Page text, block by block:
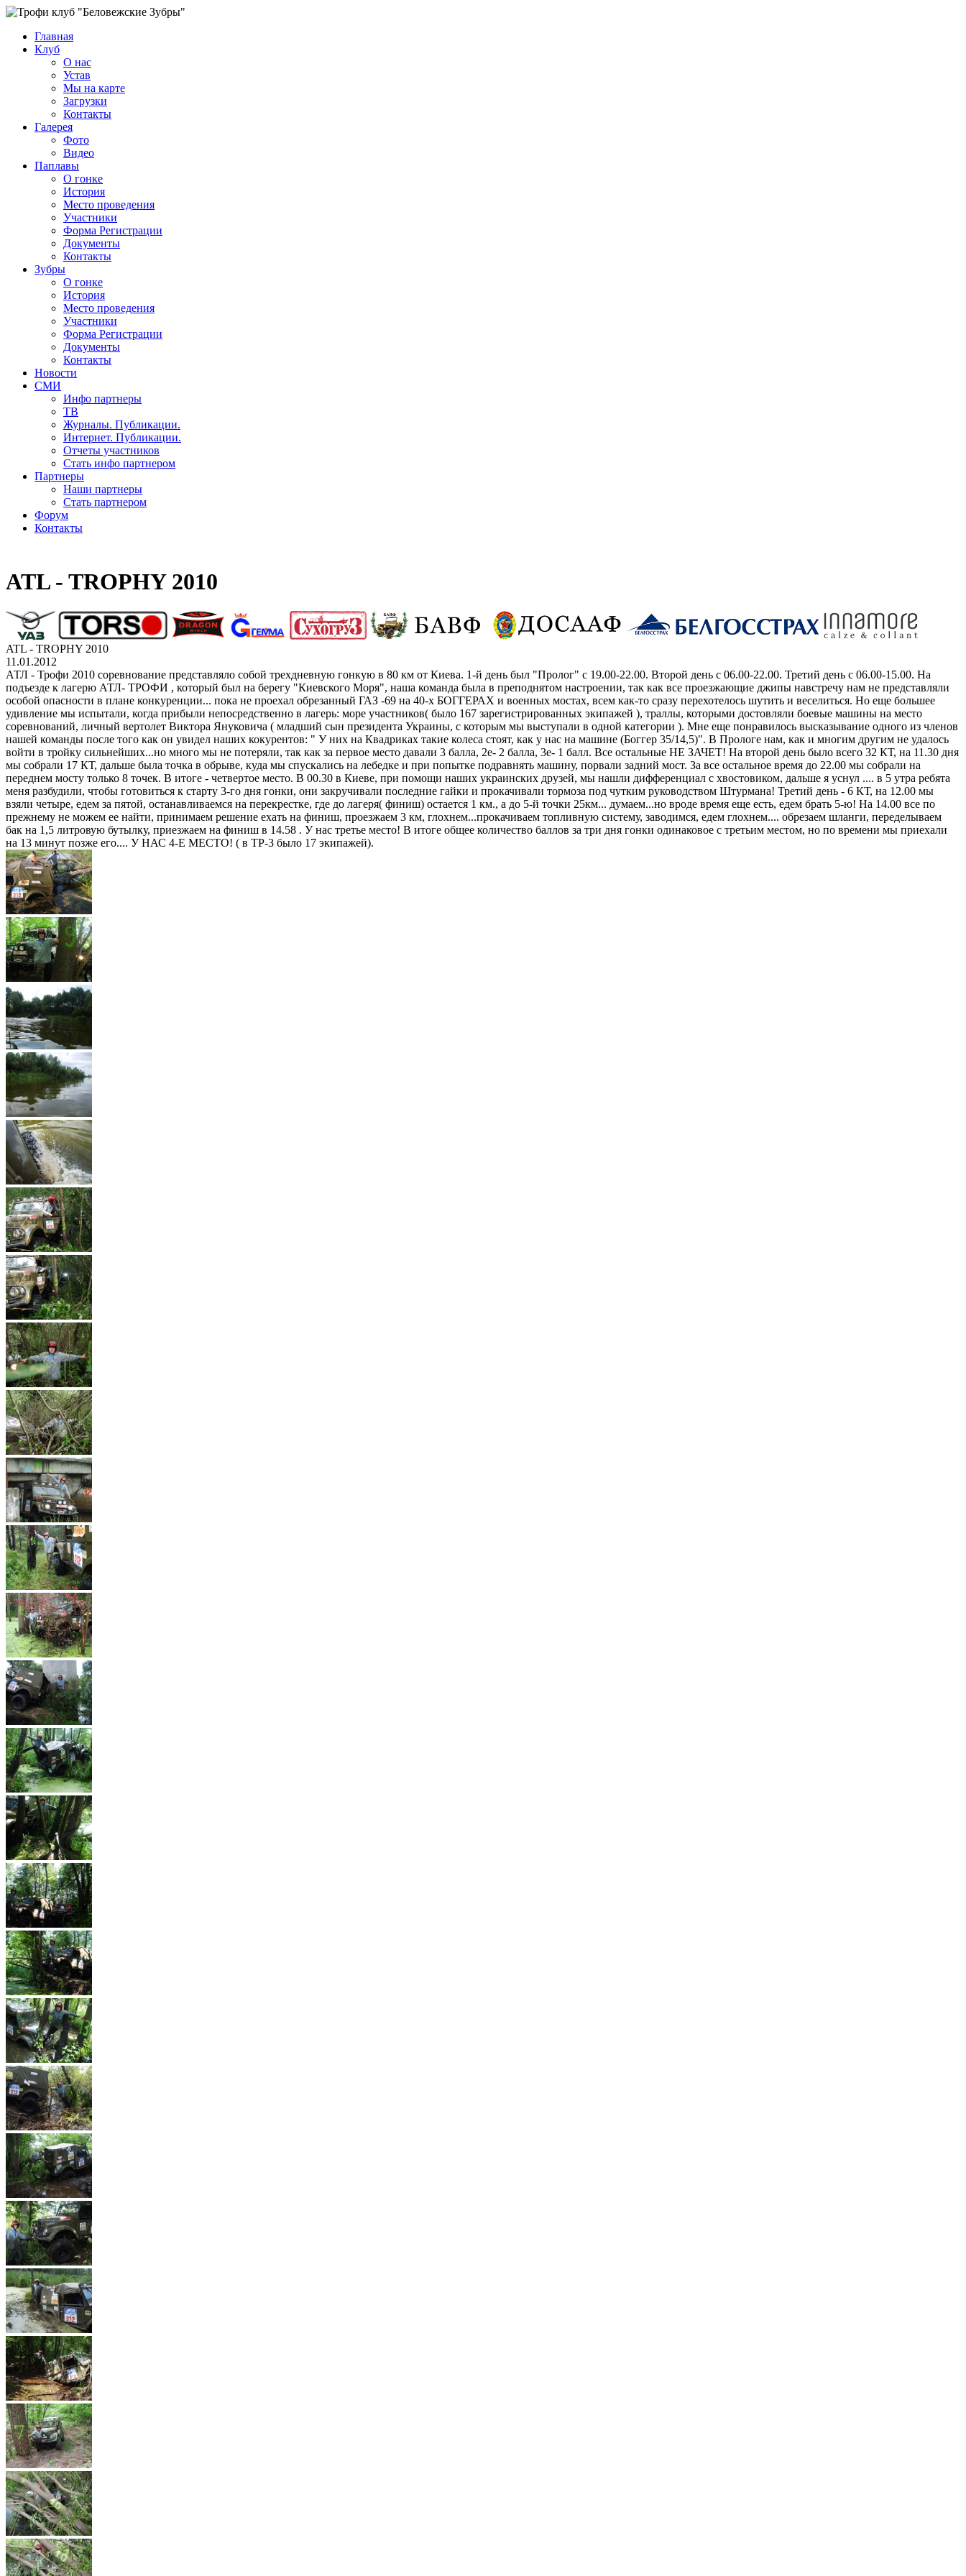
Главная
Клуб
О нас
Устав
Мы на карте
Загрузки
Контакты
Галерея
Фото
Видео
Паплавы
О гонке
История
Место проведения
Участники
Форма Регистрации
Документы
Контакты
Зубры
О гонке
История
Место проведения
Участники
Форма Регистрации
Документы
Контакты
Новости
СМИ
Инфо партнеры
ТВ
Журналы. Публикации.
Интернет. Публикации.
Отчеты участников
Стать инфо партнером
Партнеры
Наши партнеры
Стать партнером
Форум
Контакты
ATL - TROPHY 2010
ATL - TROPHY 2010
11.01.2012
АТЛ - Трофи 2010 соревнование представляло собой трехдневную гонкую в 80 км от Киева. 1-й день был "Пролог" с 19.00-22.00. Второй день с 06.00-22.00. Третий день с 06.00-15.00. На
подъезде к лагерю АТЛ- ТРОФИ , который был на берегу "Киевского Моря", наша команда была в преподнятом настроении, так как все проезжающие джипы навстречу нам не представляли
особой опасности в плане конкуренции... пока не проехал обрезанный ГАЗ -69 на 40-х БОГГЕРАХ и военных мостах, всем как-то сразу перехотелось шутить и веселиться. Но еще большее
удивление мы испытали, когда прибыли непосредственно в лагерь: море участников( было 167 зарегистрированных экипажей ), траллы, которыми достовляли боевые машины на место
соревнований, личный вертолет Виктора Януковича ( младший сын президента Украины, с которым мы выступали в одной категории ). Мне еще понравилось высказывание одного из членов
нашей команды после того как он увидел наших кокурентов: " У них на Квадриках такие колеса стоят, как у нас на машине (Боггер 35/14,5)". В Прологе нам, как и многим другим не удалось
войти в тройку сильнейших...но много мы не потеряли, так как за первое место давали 3 балла, 2е- 2 балла, 3е- 1 балл. Все остальные НЕ ЗАЧЕТ! На второй день было всего 32 КТ, на 11.30 дня
мы собрали 17 КТ, дальше была точка в обрыве, куда мы спускались на лебедке и при попытке подравнять машину, порвали задний мост. За все остальное время до 22.00 мы собрали на
переднем мосту только 8 точек. В итоге - четвертое место. В 00.30 в Киеве, при помощи наших украинских друзей, мы нашли дифференциал с хвостовиком, дальше я уснул .... в 5 утра ребята
меня разбудили, чтобы готовиться к старту 3-го дня гонки, они закручивали последние гайки и прокачивали тормоза под чутким руководством Штурмана! Третий день - 6 КТ, на 12.00 мы
взяли четыре, едем за пятой, останавливаемся на перекрестке, где до лагеря( финиш) остается 1 км., а до 5-й точки 25км... думаем...но вроде время еще есть, едем брать 5-ю! На 14.00 все по
прежнему не можем ее найти, принимаем решение ехать на финиш, проезжаем 3 км, глохнем...прокачиваем топливную систему, заводимся, едем глохнем.... обрезаем шланги, переделываем
бак на 1,5 литровую бутылку, приезжаем на финиш в 14.58 . У нас третье место! В итоге общее количество баллов за три дня гонки одинаковое с третьим местом, но по времени мы приехали
на 13 минут позже его.... У НАС 4-Е МЕСТО! ( в ТР-3 было 17 экипажей).